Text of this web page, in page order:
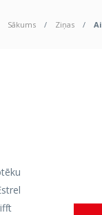
Sākums Ziņas